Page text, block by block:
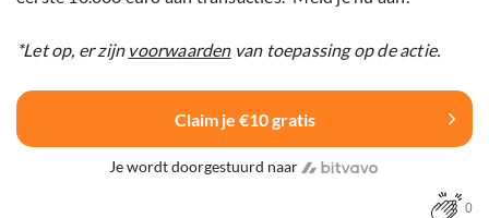
*Let op, er zijn voorwaardenvan toepassing op de actie.
Claim je €10 gratis
Je wordt doorgestuurd naar
0